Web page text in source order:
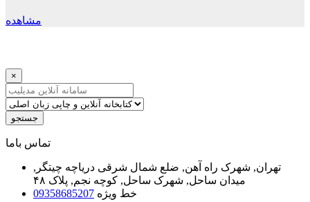
مشاهده
×
جستجو
ﺗﻤﺎﺱ ﺑﺎﻣﺎ
تهران, شهرک راه آهن, ضلع شمال شرقی دریاچه چیتگر,
میدان ساحل, شهرک ساحل, کوچه نجم, پلاک ۴۸
خط ویژه 09358685207